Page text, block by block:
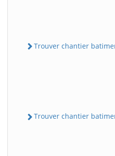
Trouver chantier
Trouver chantier